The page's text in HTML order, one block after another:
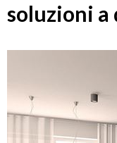
soluzioni a